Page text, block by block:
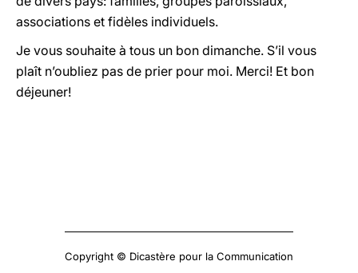
associations et fidèles individuels.
Je vous souhaite à tous un bon dimanche. S’il vous
plaît n’oubliez pas de prier pour moi. Merci! Et bon
déjeuner!
Copyright © Dicastère pour la Communication